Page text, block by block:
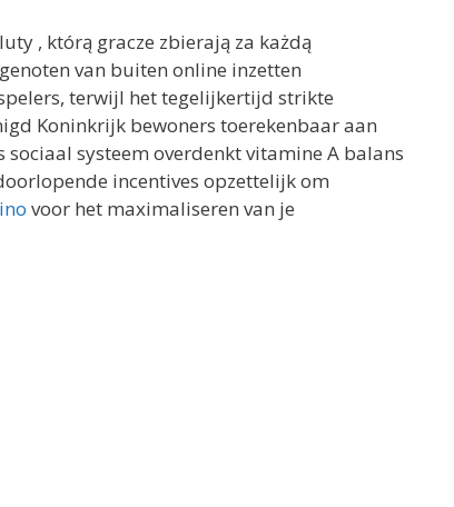
, którą gracze zbierają za każdą
van buiten online inzetten
terwijl het tegelijkertijd strikte
Koninkrijk bewoners toerekenbaar aan
systeem overdenkt vitamine A balans
incentives opzettelijk om
voor het maximaliseren van je